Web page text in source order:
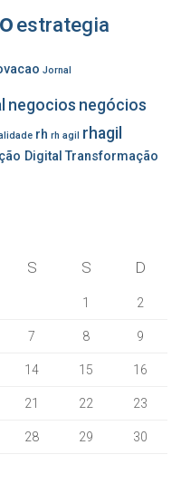
estrategia
Jornal
negocios negócios
rh rh agil rhagil
Digital Transformação
S S D
1 2
7 8 9
14 15 16
21 22 23
28 29 30